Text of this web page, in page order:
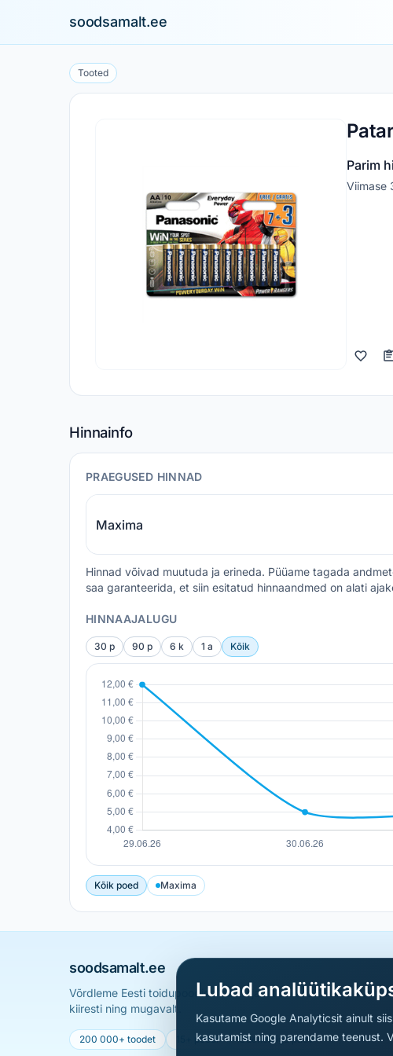
soodsamalt.ee
Tooted
Parim
Viimase
Hinnainfo
PRAEGUSED HINNAD
Maxima
Hinnad võivad muutuda ja erineda. Püüame tagada
saa garanteerida, et siin esitatud hinnaandmed on alati
HINNAAJALUGU
30 p 90 p 6 k 1 a Kõik
Kõik poed Maxima
soodsamalt.ee
Võrdleme Eesti toidupoodide hindu ja aitame sul leida parimad
kiiresti ning mugavalt.
200 000+ toodet 15+ poodi Uueneb iga päev
Lubad
Kasutame Google Analyticsit ainult
kasutamist ning parendame teenust.